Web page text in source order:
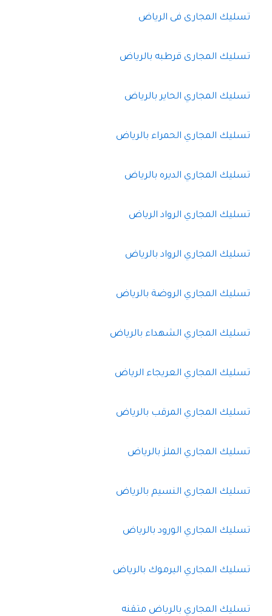
تسليك المجارى فى الرياض
تسليك المجارى قرطبه بالرياض
تسليك المجاري الحاير بالرياض
تسليك المجاري الحمراء بالرياض
تسليك المجاري الديره بالرياض
تسليك المجاري الرواد الرياض
تسليك المجاري الرواد بالرياض
تسليك المجاري الروضة بالرياض
تسليك المجاري الشهداء بالرياض
تسليك المجاري العريجاء الرياض
تسليك المجاري المرقب بالرياض
تسليك المجاري الملز بالرياض
تسليك المجاري النسيم بالرياض
تسليك المجاري الورود بالرياض
تسليك المجاري اليرموك بالرياض
تسليك المجاري بالرياض متقنه